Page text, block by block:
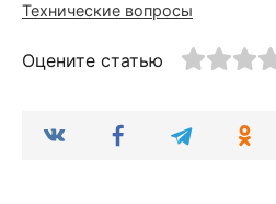
Технические вопросы
Оцените статью